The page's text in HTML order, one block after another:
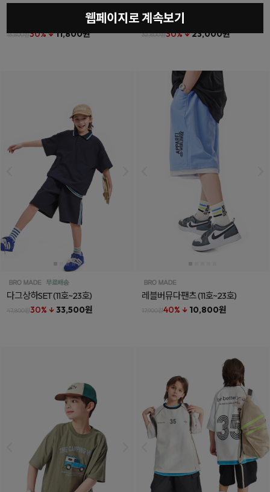
(11호~23호)
16,800원30% ↓11,800원
더튼포켓하프팬츠
32,800원30% ↓23,000원
다그상하SET(11호~23호)
47,800원30% ↓ 33,500원
레블버뮤다팬츠(11호~23호)
17,900원40% ↓ 10,800원
웹페이지로 계속보기